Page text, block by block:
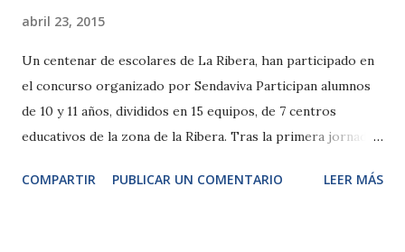
abril 23, 2015
Un centenar de escolares de La Ribera, han participado en
el concurso organizado por Sendaviva Participan alumnos
de 10 y 11 años, divididos en 15 equipos, de 7 centros
educativos de la zona de la Ribera. Tras la primera jornada,
Titis (CP San Juan de Jerusalén). La gran final se celebrará
COMPARTIR PUBLICAR UN COMENTARIO LEER MÁS